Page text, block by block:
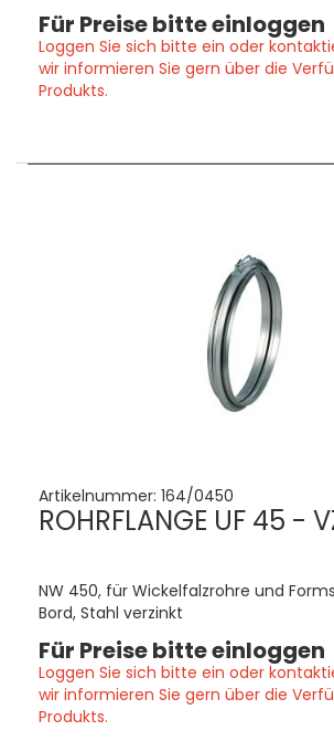
Für Preise bitte einloggen
Loggen Sie sich bitte ein oder
wir informieren Sie gern über die
Produkts.
Artikelnummer: 164/0450
ROHRFLANGE UF 45 -
NW 450, für Wickelfalzrohre und
Bord, Stahl verzinkt
Für Preise bitte einloggen
Loggen Sie sich bitte ein oder
wir informieren Sie gern über die
Produkts.